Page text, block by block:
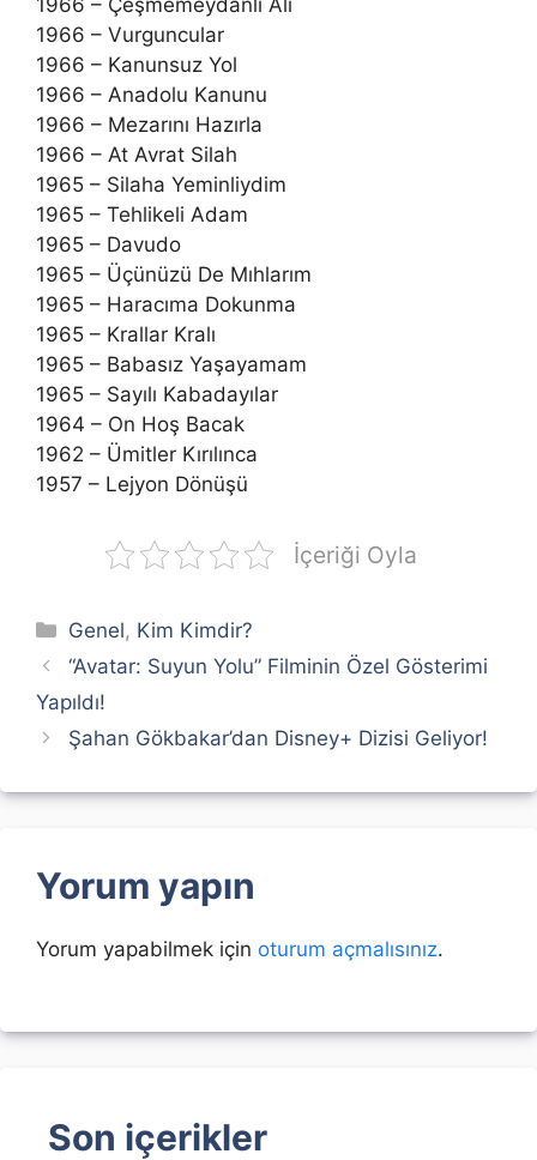
1966 – Çeşmemeydanlı Ali
1966 – Vurguncular
1966 – Kanunsuz Yol
1966 – Anadolu Kanunu
1966 – Mezarını Hazırla
1966 – At Avrat Silah
1965 – Silaha Yeminliydim
1965 – Tehlikeli Adam
1965 – Davudo
1965 – Üçünüzü De Mıhlarım
1965 – Haracıma Dokunma
1965 – Krallar Kralı
1965 – Babasız Yaşayamam
1965 – Sayılı Kabadayılar
1964 – On Hoş Bacak
1962 – Ümitler Kırılınca
1957 – Lejyon Dönüşü
İçeriği Oyla
Kategoriler
Genel, Kim Kimdir?
“Avatar: Suyun Yolu” Filminin Özel Gösterimi
Yapıldı!
Şahan Gökbakar’dan Disney+ Dizisi Geliyor!
Yorum yapın
Yorum yapabilmek için oturum açmalısınız.
Son içerikler